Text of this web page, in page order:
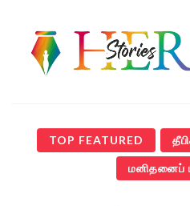
TOP FEATURED
மனிதனைப்